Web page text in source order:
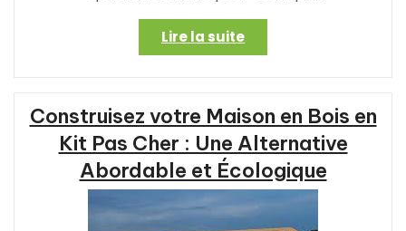
Lire la suite« Construire
une
Maison
à
Ossature
Bois
Pas
Cher
:
Une
Construisez votre Maison en Bois en
Kit Pas Cher : Une Alternative
Abordable et Écologique